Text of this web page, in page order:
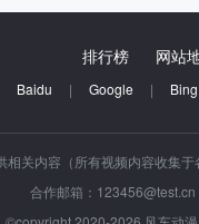
排行榜 网站
Baidu | Google | Bing
关内容（所有视频内容收集
合作邮箱：123456@test.cn